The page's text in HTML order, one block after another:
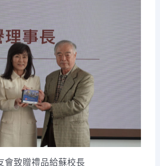
會致贈禮品給蘇校長